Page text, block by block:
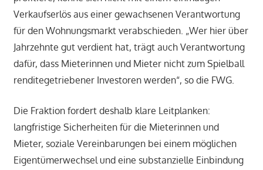
Verkaufserlös aus einer gewachsenen Verantwortung
für den Wohnungsmarkt verabschieden. „Wer hier über
Jahrzehnte gut verdient hat, trägt auch Verantwortung
dafür, dass Mieterinnen und Mieter nicht zum Spielball
renditegetriebener Investoren werden“, so die FWG.
Die Fraktion fordert deshalb klare Leitplanken:
langfristige Sicherheiten für die Mieterinnen und
Mieter, soziale Vereinbarungen bei einem möglichen
Eigentümerwechsel und eine substanzielle Einbindung